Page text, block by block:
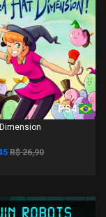
PS4
R$ 26,90